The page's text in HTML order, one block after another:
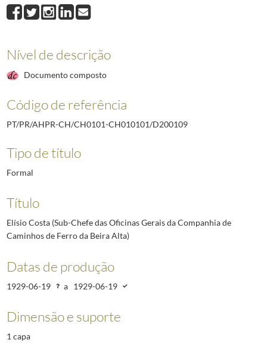
D200109 Elísio Costa (Sub-Chefe das Oficinas Gerais da Companhia de
D200110 José Pereira Dias (Chefe de Repartição da Administração da
D200112
Raul de Sousa Ferreira (Presidente da Associação dos
Quintino Alves Carneiro (Operário; Encarregado do
D200114 Francisco Alves Garcia (Operário; Encarregado dos Parques de
D211817 Arnaldo dos Santos Malho (Professor da Escola Industria e
Nível de descrição
Documento composto
Código de referência
PT/PR/AHPR-CH/CH0101-CH010101/D200109
Tipo de título
Formal
Título
Elísio Costa (Sub-Chefe das Oficinas Gerais da Companhia de
Caminhos de Ferro da Beira Alta)
Datas de produção
1929-06-19 a 1929-06-19
Dimensão e suporte
1 capa